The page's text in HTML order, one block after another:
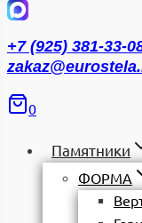
+7 (925) 381-33-
0
Памятники
ФОРМА